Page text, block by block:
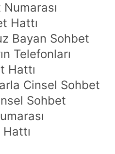
Hattı
Bayan Sohbet
Telefonları
Hattı
Cinsel Sohbet
Sohbet